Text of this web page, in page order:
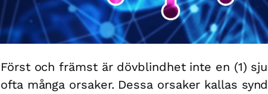
Först och främst är dövblindhet inte en (1)
ofta många orsaker. Dessa orsaker kallas